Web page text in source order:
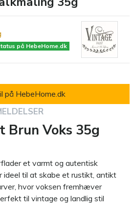
Brun Voks 35g
et varmt og autentisk
ideel til at skabe et rustikt, antikt
hvor voksen fremhæver
til vintage og landlig stil
på HebeHome.dk
på HebeHome.dk